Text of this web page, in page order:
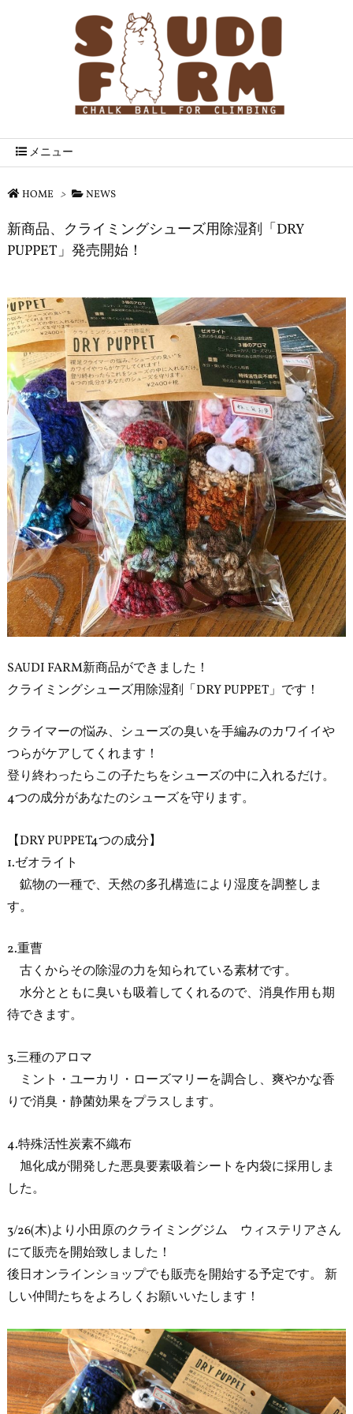
メニュー
HOME > NEWS
新商品、クライミングシューズ用除湿剤「DRY
PUPPET」発売開始！
SAUDI FARM新商品ができました！
クライミングシューズ用除湿剤「DRY PUPPET」です！
クライマーの悩み、シューズの臭いを手編みのカワイイや
つらがケアしてくれます！
登り終わったらこの子たちをシューズの中に入れるだけ。
4つの成分があなたのシューズを守ります。
【DRY PUPPET4つの成分】
1.ゼオライト
鉱物の一種で、天然の多孔構造により湿度を調整しま
す。
2.重曹
古くからその除湿の力を知られている素材です。
水分とともに臭いも吸着してくれるので、消臭作用も期
待できます。
3.三種のアロマ
ミント・ユーカリ・ローズマリーを調合し、爽やかな香
りで消臭・静菌効果をプラスします。
4.特殊活性炭素不織布
旭化成が開発した悪臭要素吸着シートを内袋に採用しま
した。
3/26(木)より小田原のクライミングジム ウィステリアさん
にて販売を開始致しました！
後日オンラインショップでも販売を開始する予定です。 新
しい仲間たちをよろしくお願いいたします！